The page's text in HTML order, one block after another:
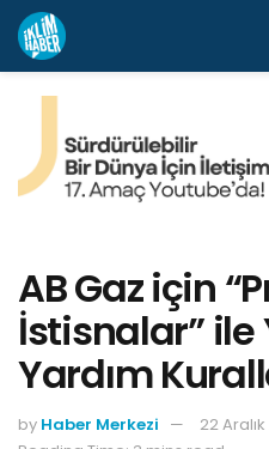
AB Gaz için
İstisnalar” ile
Yardım
by Haber Merkezi
22 Aralık